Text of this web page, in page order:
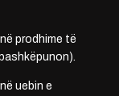
prodhime të
uebin e